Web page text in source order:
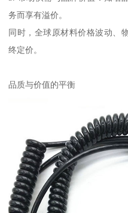
务而享有溢价。
同时，全球原材料价格波动、
终定价。
品质与价值的平衡